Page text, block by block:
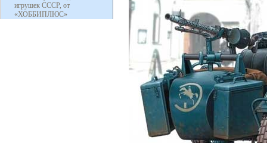
игрушек СССР, от
«ХОББИПЛЮС»